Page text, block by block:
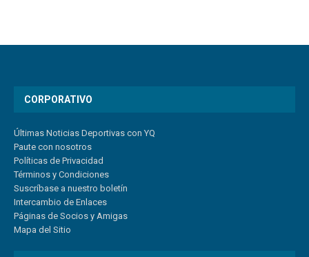
CORPORATIVO
Últimas Noticias Deportivas con YQ
Paute con nosotros
Políticas de Privacidad
Términos y Condiciones
Suscríbase a nuestro boletín
Intercambio de Enlaces
Páginas de Socios y Amigas
Mapa del Sitio